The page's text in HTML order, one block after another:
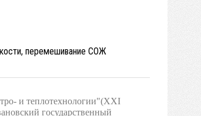
перемешивание СОЖ
и теплотехнологии"(XXI
государственный